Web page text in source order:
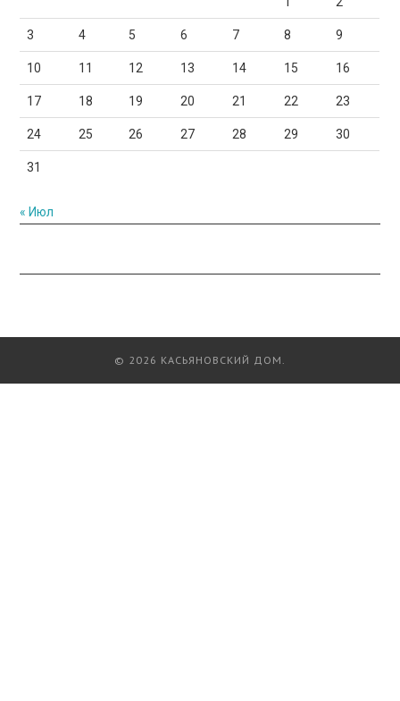
3 4 5 6 7 8 9
10 11 12 13 14 15 16
17 18 19 20 21 22 23
24 25 26 27 28 29 30
31
« Июл
© 2026 КАСЬЯНОВСКИЙ ДОМ.